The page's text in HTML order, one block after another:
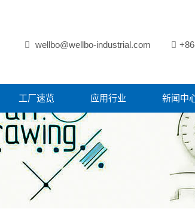
wellbo@wellbo-industrial.com
工厂速览 应用行业 新闻中